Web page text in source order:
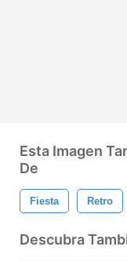
Esta Imagen
De
Fiesta Retro
Descubra